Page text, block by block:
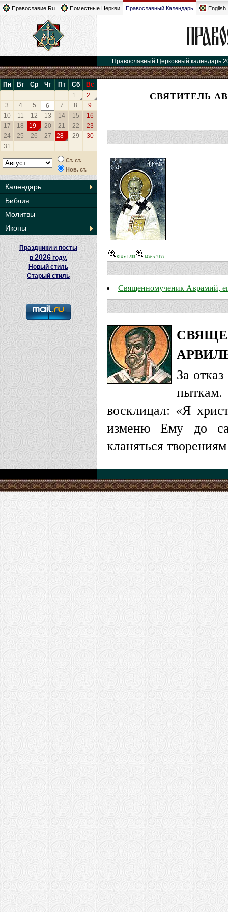
Православие.Ru Поместные Церкви Православный Календарь English
Православный Церковный календарь
Пн Вт Ср Чт Пт Сб
Вс
1
2
3
4 5 6 7 8
9
10
11 12 13 14 15
16
17
18 19 20 21 22
23
24
25 26 27 28 29
30
31
Ст. ст.
Нов. ст.
Календарь
Библия
Молитвы
Иконы
Праздники и посты
в2026 году.
Новый стиль
Старый стиль
СВЯТИТЕЛЬ
814 x 1200 1476 x 2177
Священномученик Аврамий,
За
восклицал: «Я
изменю Ему до
кланяться